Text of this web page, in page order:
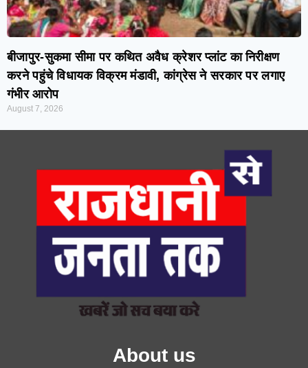
बीजापुर-सुकमा सीमा पर कथित अवैध क्रेशर प्लांट का निरीक्षण
करने पहुंचे विधायक विक्रम मंडावी, कांग्रेस ने सरकार पर लगाए
गंभीर आरोप
August 7, 2026
About us